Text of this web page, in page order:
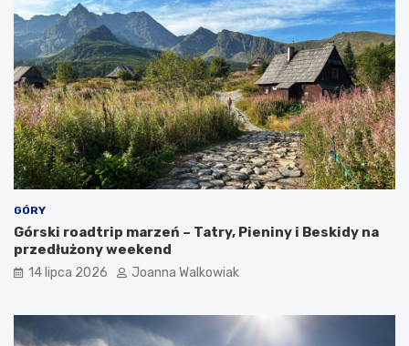
c
j
GÓRY
Górski roadtrip marzeń – Tatry, Pieniny i Beskidy na
przedłużony weekend
14 lipca 2026 Joanna Walkowiak